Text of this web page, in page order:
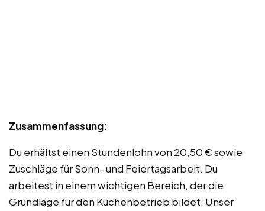
Zusammenfassung:
Du erhältst einen Stundenlohn von 20,50 € sowie
Zuschläge für Sonn- und Feiertagsarbeit. Du
arbeitest in einem wichtigen Bereich, der die
Grundlage für den Küchenbetrieb bildet. Unser